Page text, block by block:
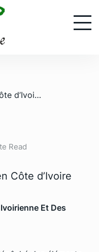
/ Des commandos russes en Côte d’Ivoire
Read
Côte d’Ivoire
Et Des